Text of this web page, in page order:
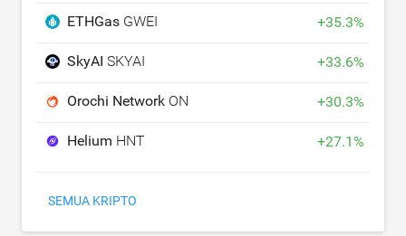
ETHGas GWEI +35.3%
SkyAI SKYAI +33.6%
Orochi Network ON +30.3%
Helium HNT +27.1%
SEMUA KRIPTO